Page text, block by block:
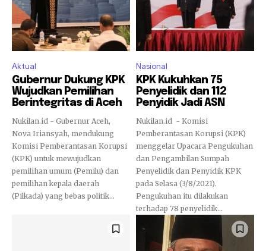
Aktual
Gubernur Dukung KPK
Wujudkan Pemilihan
Berintegritas di Aceh
Nukilan.id - Gubernur Aceh,
Nova Iriansyah, mendukung
Komisi Pemberantasan Korupsi
(KPK) untuk mewujudkan
pemilihan umum (Pemilu) dan
pemilihan kepala daerah
(Pilkada) yang bebas politik...
Nasional
KPK Kukuhkan 75
Penyelidik dan 112
Penyidik Jadi ASN
Nukilan.id - Komisi
Pemberantasan Korupsi (KPK)
menggelar Upacara Pengukuhan
dan Pengambilan Sumpah
Penyelidik dan Penyidik KPK
pada Selasa (3/8/2021).
Pengukuhan itu dilakukan
terhadap 78 penyelidik...